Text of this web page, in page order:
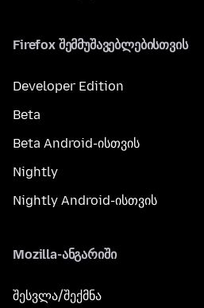
Firefox შემმუშავებლებისთვის
Developer Edition
Beta
Beta Android-ისთვის
Nightly
Nightly Android-ისთვის
Mozilla-ანგარიში
შესვლა/შექმნა